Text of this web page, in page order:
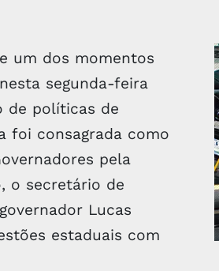
um dos momentos
segunda-feira
de políticas de
foi consagrada como
pela
o secretário de
Lucas
estaduais com